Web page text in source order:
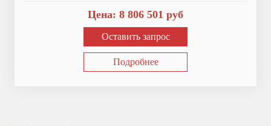
Цена: 8 806 501 руб
Оставить запрос
Подробнее